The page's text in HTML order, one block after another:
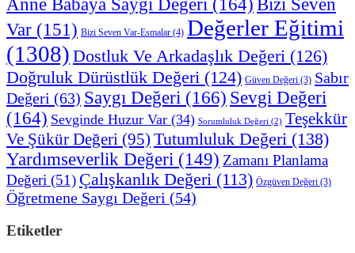
Anne Babaya Saygı Değeri (164) Bizi Seven
Var (151) Bizi Seven Var-Esmalar (4) Değerler Eğitimi
(1308) Dostluk Ve Arkadaşlık Değeri (126)
Doğruluk Dürüstlük Değeri (124) Güven Değeri (3) Sabır
Değeri (63) Saygı Değeri (166) Sevgi Değeri
(164) Sevginde Huzur Var (34) Sorumluluk Değeri (2) Teşekkür
Ve Şükür Değeri (95) Tutumluluk Değeri (138)
Yardımseverlik Değeri (149) Zamanı Planlama
Değeri (51) Çalışkanlık Değeri (113) Özgüven Değeri (3)
Öğretmene Saygı Değeri (54)
Etiketler